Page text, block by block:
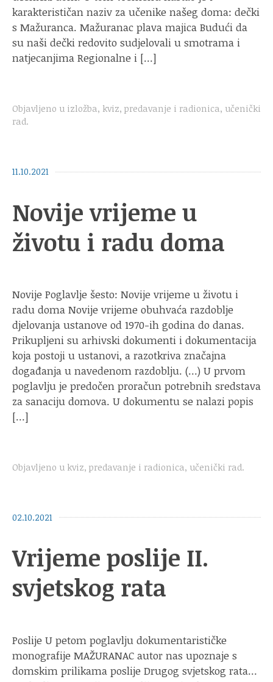
karakterističan naziv za učenike našeg doma: dečki
s Mažuranca. Mažuranac plava majica Budući da
su naši dečki redovito sudjelovali u smotrama i
natjecanjima Regionalne i […]
Objavljeno u izložba, kviz, predavanje i radionica, učenički
rad.
11.10.2021
Novije vrijeme u
životu i radu doma
Novije Poglavlje šesto: Novije vrijeme u životu i
radu doma Novije vrijeme obuhvaća razdoblje
djelovanja ustanove od 1970-ih godina do danas.
Prikupljeni su arhivski dokumenti i dokumentacija
koja postoji u ustanovi, a razotkriva značajna
događanja u navedenom razdoblju. (…) U prvom
poglavlju je predočen proračun potrebnih sredstava
za sanaciju domova. U dokumentu se nalazi popis
[…]
Objavljeno u kviz, predavanje i radionica, učenički rad.
02.10.2021
Vrijeme poslije II.
svjetskog rata
Poslije U petom poglavlju dokumentarističke
monografije MAŽURANAC autor nas upoznaje s
domskim prilikama poslije Drugog svjetskog rata…